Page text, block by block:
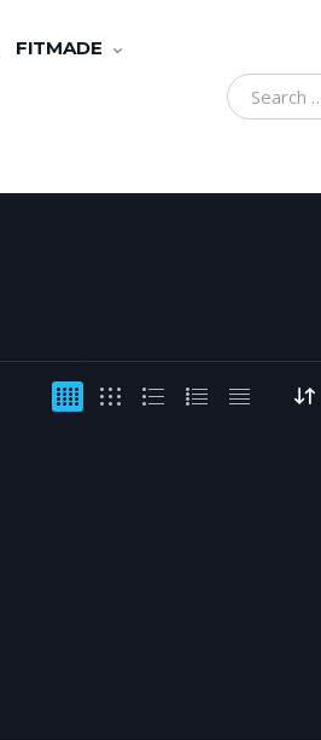
FITMADE
Search for: